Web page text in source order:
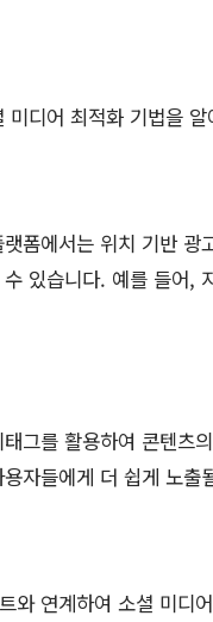
디어 최적화 기법을
폼에서는 위치 기반
있습니다. 예를 들어,
그를 활용하여 콘텐
자들에게 더 쉽게 노출
와 연계하여 소셜 미디